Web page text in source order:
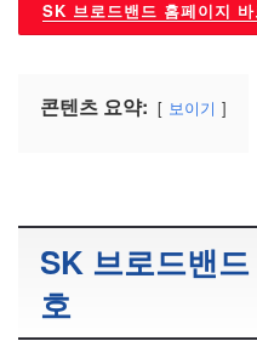
SK 브로드밴드 홈페이지 바
콘텐츠 요약: 보이기
SK 브로드밴
호